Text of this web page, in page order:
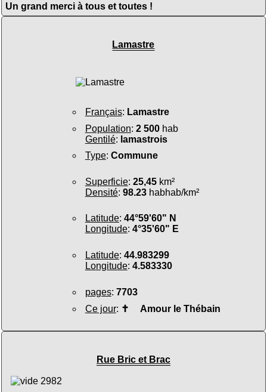
Un grand merci à tous et toutes !
Lamastre
Français: Lamastre
Population: 2 500hab
Gentilé: lamastrois
Type: Commune
Superficie: 25,45km²
Densité: 98.23habhab/km²
Latitude: 44°59'60" N
Longitude: 4°35'60" E
Latitude: 44.983299
Longitude: 4.583330
pages: 7703
Ce jour: ✝ Amour le Thébain
Rue Bric et Brac